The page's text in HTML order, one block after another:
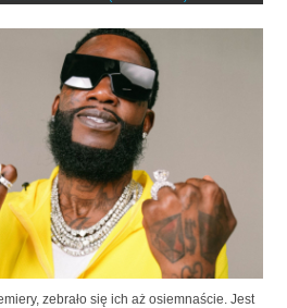
zebrało się ich aż osiemnaście. Jest